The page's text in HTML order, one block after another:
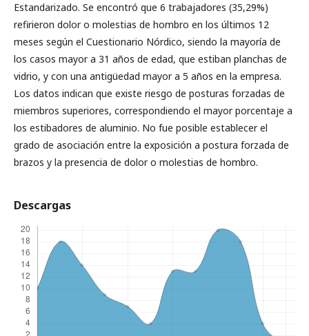
Estandarizado. Se encontró que 6 trabajadores (35,29%)
refirieron dolor o molestias de hombro en los últimos 12
meses según el Cuestionario Nórdico, siendo la mayoría de
los casos mayor a 31 años de edad, que estiban planchas de
vidrio, y con una antigüedad mayor a 5 años en la empresa.
Los datos indican que existe riesgo de posturas forzadas de
miembros superiores, correspondiendo el mayor porcentaje a
los estibadores de aluminio. No fue posible establecer el
grado de asociación entre la exposición a postura forzada de
brazos y la presencia de dolor o molestias de hombro.
Descargas